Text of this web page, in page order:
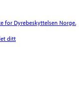
for Dyrebeskyttelsen Norge.
ditt